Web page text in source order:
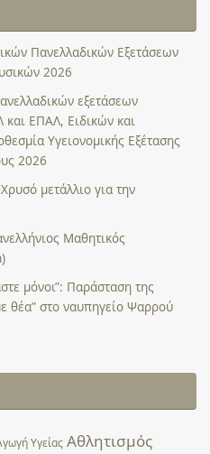
Πανελλαδικών Εξετάσεων
2026
εξετάσεων
και ΕΠΑΛ, Ειδικών και
Υγειονομικής Εξέτασης
2026
μετάλλιο για την
Μαθητικός
μόνοι”: Παράσταση της
θέα” στο ναυπηγείο Ψαρρού
Υγείας Αθλητισμός